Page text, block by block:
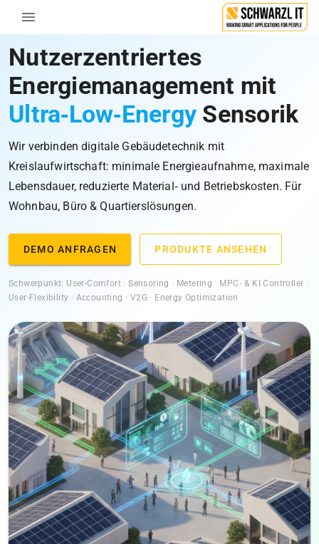
Nutzerzentriertes
Energiemanagement mit
Ultra‑Low‑Energy Sensorik
Wir verbinden digitale Gebäudetechnik mit
Kreislaufwirtschaft: minimale Energieaufnahme, maximale
Lebensdauer, reduzierte Material‑ und Betriebskosten. Für
Wohnbau, Büro & Quartierslösungen.
DEMO ANFRAGEN PRODUKTE ANSEHEN
Schwerpunkt: User-Comfort · Sensoring · Metering · MPC‑ & KI Controller ·
User-Flexibility · Accounting · V2G · Energy Optimization